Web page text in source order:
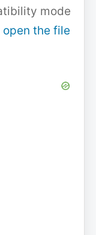
mode
open the file